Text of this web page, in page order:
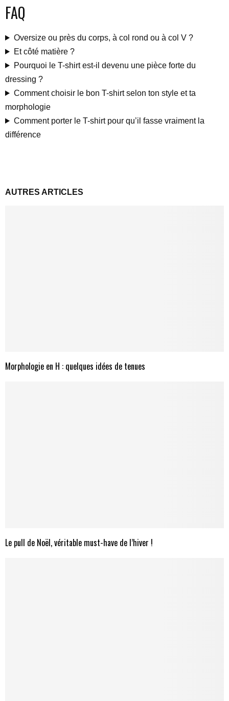
FAQ
Oversize ou près du corps, à col rond ou à col V ?
Et côté matière ?
Pourquoi le T-shirt est-il devenu une pièce forte du
dressing ?
Comment choisir le bon T-shirt selon ton style et ta
morphologie
Comment porter le T-shirt pour qu’il fasse vraiment la
différence
AUTRES ARTICLES
Morphologie en H : quelques idées de tenues
Le pull de Noël, véritable must-have de l’hiver !